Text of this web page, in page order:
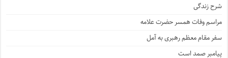
شرح زندگی
مراسم وفات همسر حضرت علامه
سفر مقام معظم رهبری به آمل
پیامبر صمد است